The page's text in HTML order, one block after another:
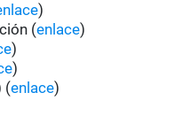
)
(enlace)
)
)
(enlace)